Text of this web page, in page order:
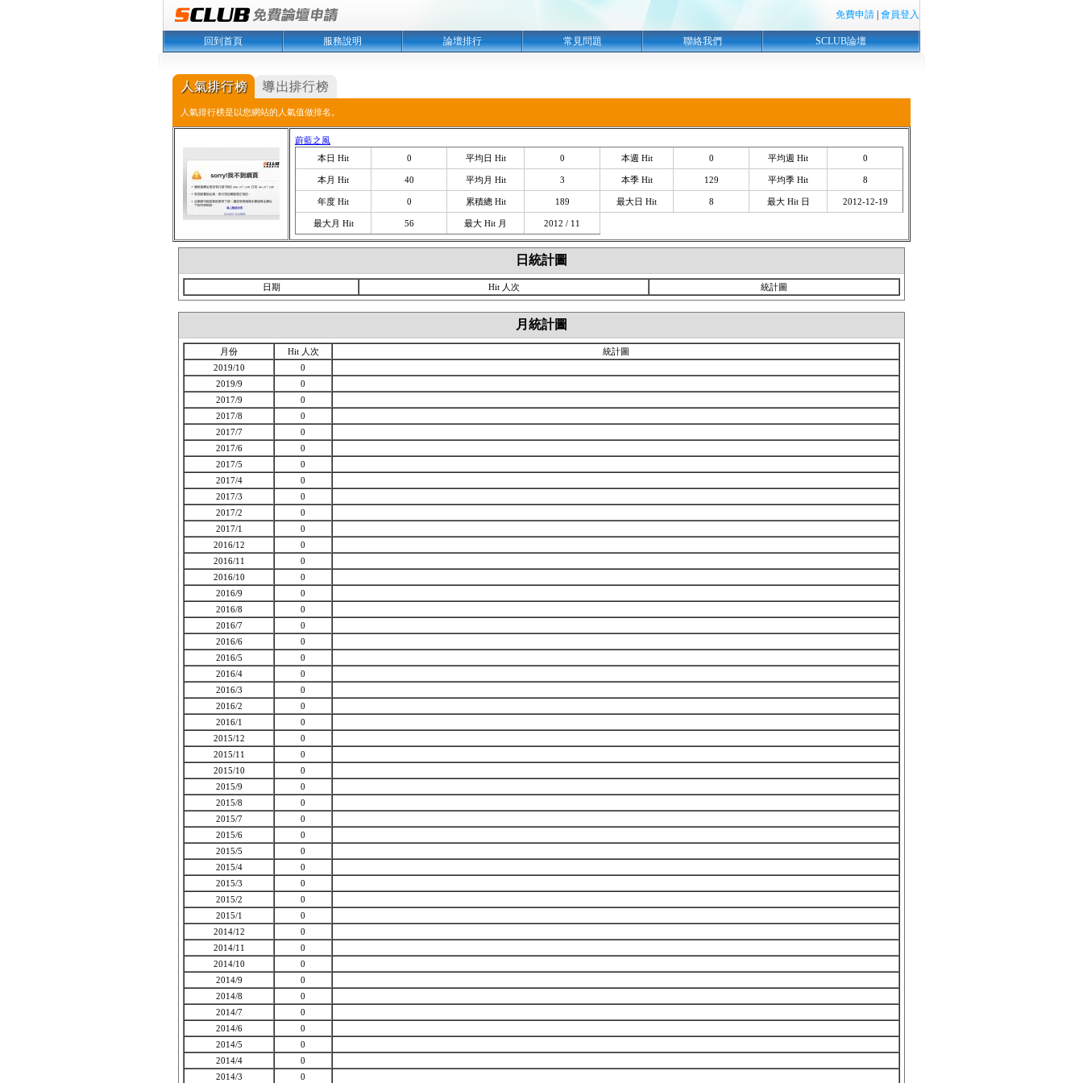
免費申請 會員登入
回到首頁 服務說明 論壇排行 常見問題 聯絡我們 SCLUB論壇
人氣排行榜是以您網站的人氣值做排名。
蔚藍之風
本日 Hit
0 平均日 Hit 0 本週 Hit 0 平均週 Hit 0
本月 Hit 40 平均月 Hit 3 本季 Hit 129 平均季 Hit 8
年度 Hit 0 累積總 Hit 189 最大日 Hit 8 最大 Hit 日 2012-12-19
最大月 Hit 56 最大 Hit 月 2012 / 11
日統計圖
日期 Hit 人次 統計圖
月統計圖
月份 Hit 人次
統計圖
2019/10
0
2019/9
0
2017/9
0
2017/8
0
2017/7
0
2017/6
0
2017/5
0
2017/4
0
2017/3
0
2017/2
0
2017/1
0
2016/12
0
2016/11
0
2016/10
0
2016/9
0
2016/8
0
2016/7
0
2016/6
0
2016/5
0
2016/4
0
2016/3
0
2016/2
0
2016/1
0
2015/12
0
2015/11
0
2015/10
0
2015/9
0
2015/8
0
2015/7
0
2015/6
0
2015/5
0
2015/4
0
2015/3
0
2015/2
0
2015/1
0
2014/12
0
2014/11
0
2014/10
0
2014/9
0
2014/8
0
2014/7
0
2014/6
0
2014/5
0
2014/4
0
2014/3
0